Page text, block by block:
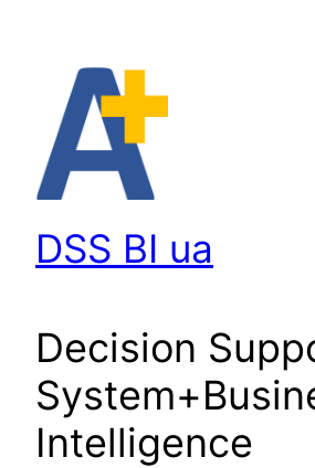
DSS BI ua
Decision
Intelligence